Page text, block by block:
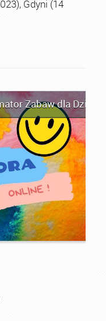
Gdyni (14
Zabaw dla Dzieci